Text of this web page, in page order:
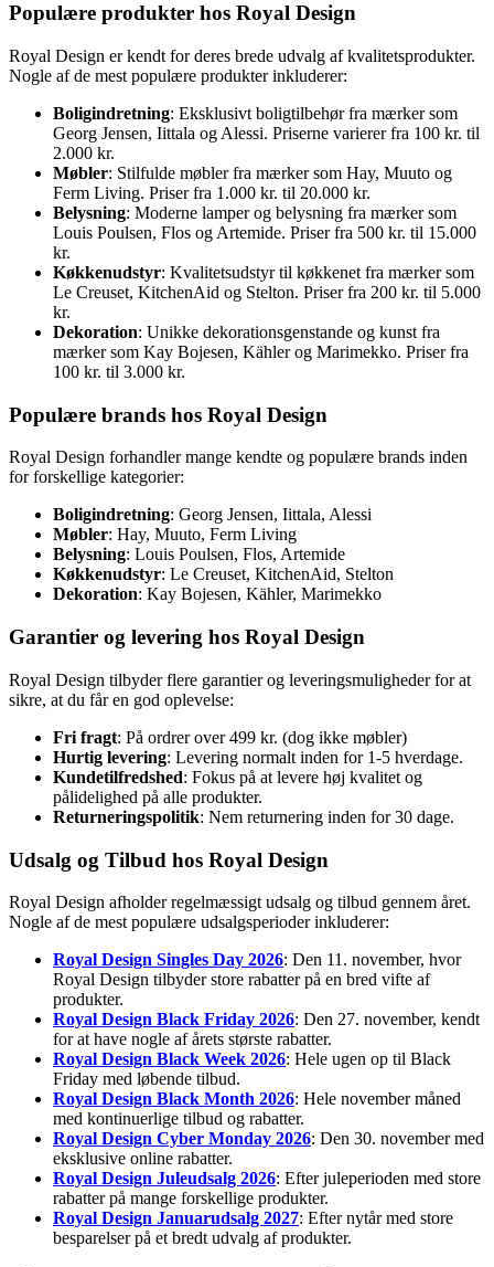
Populære produkter hos Royal Design
Royal Design er kendt for deres brede udvalg af kvalitetsprodukter.
Nogle af de mest populære produkter inkluderer:
Boligindretning: Eksklusivt boligtilbehør fra mærker som
Georg Jensen, Iittala og Alessi. Priserne varierer fra 100 kr. til
2.000 kr.
Møbler: Stilfulde møbler fra mærker som Hay, Muuto og
Ferm Living. Priser fra 1.000 kr. til 20.000 kr.
Belysning: Moderne lamper og belysning fra mærker som
Louis Poulsen, Flos og Artemide. Priser fra 500 kr. til 15.000
kr.
Køkkenudstyr: Kvalitetsudstyr til køkkenet fra mærker som
Le Creuset, KitchenAid og Stelton. Priser fra 200 kr. til 5.000
kr.
Dekoration: Unikke dekorationsgenstande og kunst fra
mærker som Kay Bojesen, Kähler og Marimekko. Priser fra
100 kr. til 3.000 kr.
Populære brands hos Royal Design
Royal Design forhandler mange kendte og populære brands inden
for forskellige kategorier:
Boligindretning: Georg Jensen, Iittala, Alessi
Møbler: Hay, Muuto, Ferm Living
Belysning: Louis Poulsen, Flos, Artemide
Køkkenudstyr: Le Creuset, KitchenAid, Stelton
Dekoration: Kay Bojesen, Kähler, Marimekko
Garantier og levering hos Royal Design
Royal Design tilbyder flere garantier og leveringsmuligheder for at
sikre, at du får en god oplevelse:
Fri fragt: På ordrer over 499 kr. (dog ikke møbler)
Hurtig levering: Levering normalt inden for 1-5 hverdage.
Kundetilfredshed: Fokus på at levere høj kvalitet og
pålidelighed på alle produkter.
Returneringspolitik: Nem returnering inden for 30 dage.
Udsalg og Tilbud hos Royal Design
Royal Design afholder regelmæssigt udsalg og tilbud gennem året.
Nogle af de mest populære udsalgsperioder inkluderer:
Royal Design Singles Day 2026: Den 11. november, hvor
Royal Design tilbyder store rabatter på en bred vifte af
produkter.
Royal Design Black Friday 2026: Den 27. november, kendt
for at have nogle af årets største rabatter.
Royal Design Black Week 2026: Hele ugen op til Black
Friday med løbende tilbud.
Royal Design Black Month 2026: Hele november måned
med kontinuerlige tilbud og rabatter.
Royal Design Cyber Monday 2026: Den 30. november med
eksklusive online rabatter.
Royal Design Juleudsalg 2026: Efter juleperioden med store
rabatter på mange forskellige produkter.
Royal Design Januarudsalg 2027: Efter nytår med store
besparelser på et bredt udvalg af produkter.